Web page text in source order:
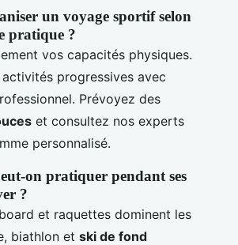
un voyage sportif selon
pratique ?
vos capacités physiques.
progressives avec
Prévoyez des
et consultez nos experts
personnalisé.
on pratiquer pendant ses
?
et raquettes dominent les
biathlon et ski de fond